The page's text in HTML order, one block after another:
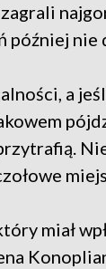
później nie
a
miał